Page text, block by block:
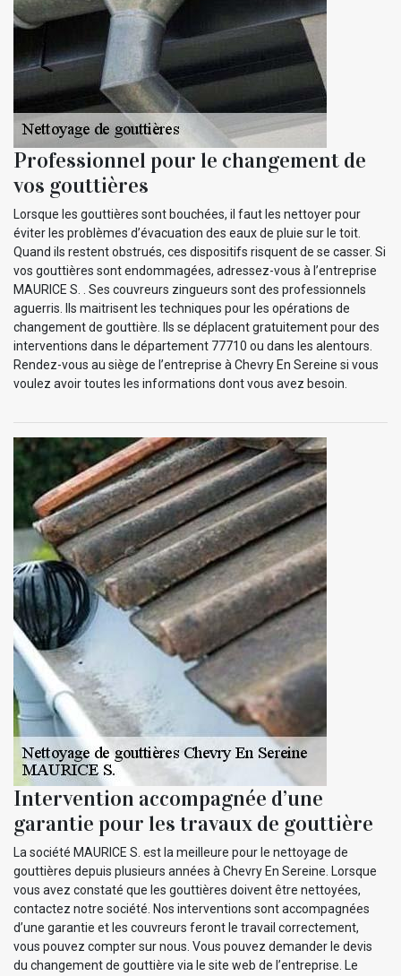
Professionnel pour le changement de
vos gouttières
Lorsque les gouttières sont bouchées, il faut les nettoyer pour
éviter les problèmes d’évacuation des eaux de pluie sur le toit.
Quand ils restent obstrués, ces dispositifs risquent de se casser. Si
vos gouttières sont endommagées, adressez-vous à l’entreprise
MAURICE S. . Ses couvreurs zingueurs sont des professionnels
aguerris. Ils maitrisent les techniques pour les opérations de
changement de gouttière. Ils se déplacent gratuitement pour des
interventions dans le département 77710 ou dans les alentours.
Rendez-vous au siège de l’entreprise à Chevry En Sereine si vous
voulez avoir toutes les informations dont vous avez besoin.
Intervention accompagnée d’une
garantie pour les travaux de gouttière
La société MAURICE S. est la meilleure pour le nettoyage de
gouttières depuis plusieurs années à Chevry En Sereine. Lorsque
vous avez constaté que les gouttières doivent être nettoyées,
contactez notre société. Nos interventions sont accompagnées
d’une garantie et les couvreurs feront le travail correctement,
vous pouvez compter sur nous. Vous pouvez demander le devis
du changement de gouttière via le site web de l’entreprise. Le